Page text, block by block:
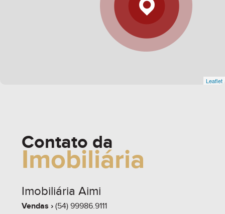
Leaflet
Contato da
Imobiliária
Imobiliária Aimi
Vendas › (54) 99986.9111